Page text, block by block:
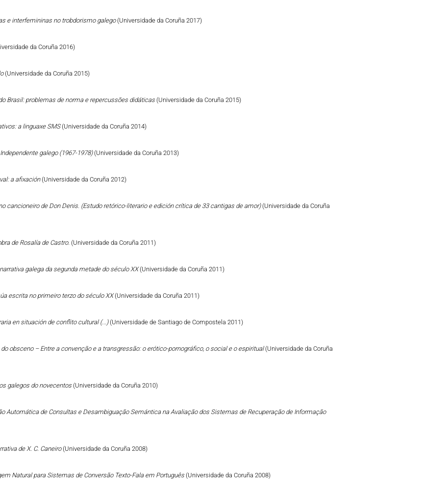
e interfemininas no trobdorismo galego(Universidade da Coruña 2017)
da Coruña 2016)
(Universidade da Coruña 2015)
Brasil: problemas de norma e repercussões didáticas (Universidade da Coruña 2015)
a linguaxe SMS(Universidade da Coruña 2014)
galego (1967-1978)(Universidade da Coruña 2013)
a afixación(Universidade da Coruña 2012)
cancioneiro de Don Denis. (Estudo retórico-literario e edición crítica de 33 cantigas de amor)(Universidade da Coruña
de Rosalía de Castro. (Universidade da Coruña 2011)
galega da segunda metade do século XX(Universidade da Coruña 2011)
escrita no primeiro terzo do século XX(Universidade da Coruña 2011)
en situación de conflito cultural (...)(Universidade de Santiago de Compostela 2011)
obsceno – Entre a convenção e a transgressão: o erótico-pornográfico, o social e o espiritual(Universidade da Coruña
galegos do novecentos (Universidade da Coruña 2010)
Automática de Consultas e Desambiguação Semántica na Avaliação dos Sistemas de Recuperação de Informação
de X. C. Caneiro(Universidade da Coruña 2008)
Natural para Sistemas de Conversão Texto-Fala em Português (Universidade da Coruña 2008)